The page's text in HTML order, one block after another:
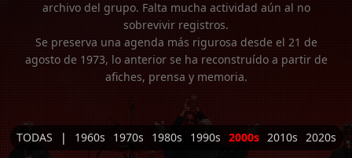
archivo del grupo. Falta mucha actividad aún al no
sobrevivir registros.
Se preserva una agenda más rigurosa desde el 21 de
agosto de 1973, lo anterior se ha reconstruído a partir de
afiches, prensa y memoria.
TODAS | 1960s 1970s 1980s 1990s 2000s 2010s 2020s